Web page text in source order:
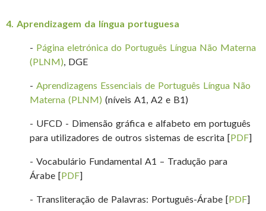
4. Aprendizagem da língua portuguesa
- Página eletrónica do Português Língua Não Materna
(PLNM), DGE
- Aprendizagens Essenciais de Português Língua Não
Materna (PLNM) (níveis A1, A2 e B1)
- UFCD - Dimensão gráfica e alfabeto em português
para utilizadores de outros sistemas de escrita [PDF]
- Vocabulário Fundamental A1 – Tradução para
Árabe [PDF]
- Transliteração de Palavras: Português-Árabe [PDF]